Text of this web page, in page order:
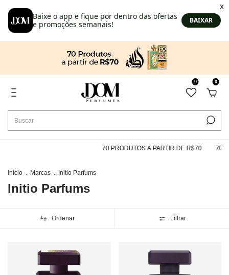
0 0
70 PRODUTOS À PARTIR DE R$70 70
Início Marcas Initio Parfums
Initio Parfums
Ordenar Filtrar